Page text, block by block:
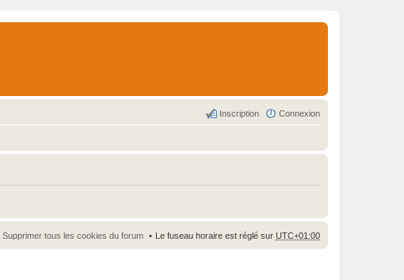
Connexion
Inscription
Le fuseau horaire est réglé sur UTC+01:00
Supprimer tous les cookies du forum